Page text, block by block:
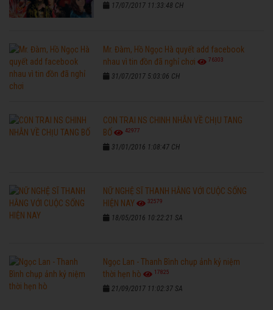
17/07/2017 11:33:48 CH
Mr. Đàm, Hồ Ngọc Hà quyết add facebook
nhau vì tin đồn đã nghỉ chơi
76303
31/07/2017 5:03:06 CH
CON TRAI NS CHINH NHẪN VỀ CHỊU TANG
BỐ
42977
31/01/2016 1:08:47 CH
NỮ NGHỆ SĨ THANH HẰNG VỚI CUỘC SỐNG
HIỆN NAY
32579
18/05/2016 10:22:21 SA
Ngọc Lan - Thanh Bình chụp ảnh kỷ niệm
thời hẹn hò
17825
21/09/2017 11:02:37 SA